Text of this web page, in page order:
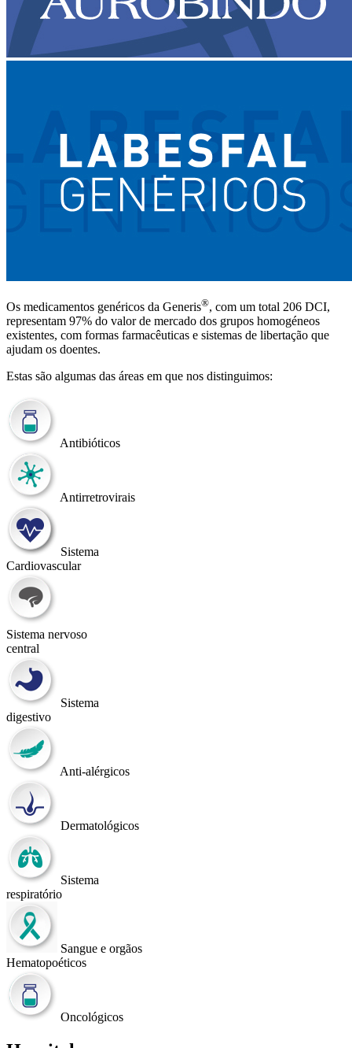
Os medicamentos genéricos da Generis®, com um total 206 DCI,
representam 97% do valor de mercado dos grupos homogéneos
existentes, com formas farmacêuticas e sistemas de libertação que
ajudam os doentes.
Estas são algumas das áreas em que nos distinguimos:
Antibióticos
Antirretrovirais
Sistema
Cardiovascular
Sistema nervoso
central
Sistema
digestivo
Anti-alérgicos
Dermatológicos
Sistema
respiratório
Sangue e orgãos
Hematopoéticos
Oncológicos